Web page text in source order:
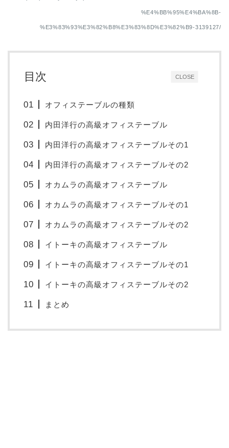
%E4%BB%95%E4%BA%8B-
%E3%83%93%E3%82%B8%E3%83%8D%E3%82%B9-3139127/
CLOSE
目次
オフィステーブルの種類
内田洋行の高級オフィステーブル
内田洋行の高級オフィステーブルその1
内田洋行の高級オフィステーブルその2
オカムラの高級オフィステーブル
オカムラの高級オフィステーブルその1
オカムラの高級オフィステーブルその2
イトーキの高級オフィステーブル
イトーキの高級オフィステーブルその1
イトーキの高級オフィステーブルその2
まとめ